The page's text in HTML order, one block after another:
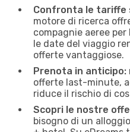
Confronta le tariffe
motore di ricerca
compagnie aeree per
le date del viaggio
offerte vantaggiose.
Prenota in anticipo:
offerte last-minute,
riduce il rischio di
Scopri le nostre
bisogno di un